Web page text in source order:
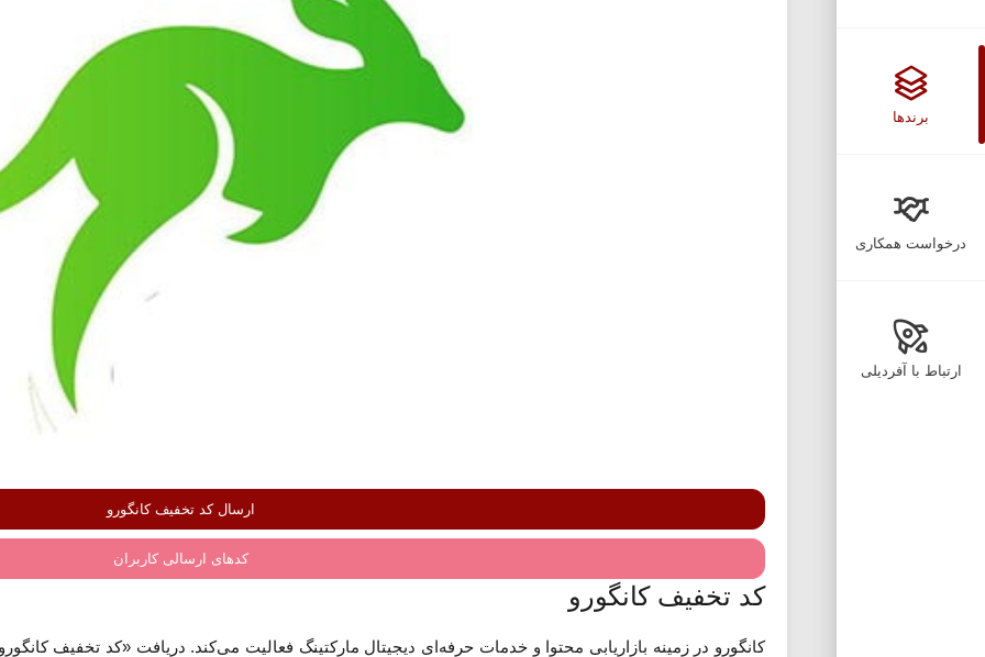
برندها
درخواست همکاری
ارتباط با آفردیلی
ارسال کد تخفیف کانگورو
کدهای ارسالی کاربران
کد تخفیف کانگورو
کانگورو در زمینه بازاریابی محتوا و خدمات حرفه‌ای دیجیتال مارکتینگ فعالیت می‌کند. دریافت «کد تخفیف